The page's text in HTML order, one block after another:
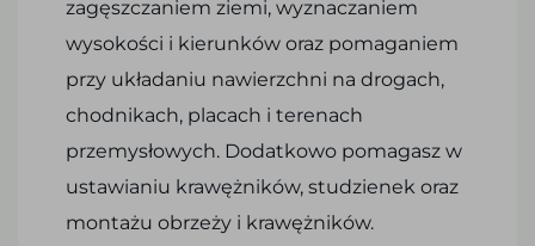
zagęszczaniem ziemi, wyznaczaniem
wysokości i kierunków oraz pomaganiem
przy układaniu nawierzchni na drogach,
chodnikach, placach i terenach
przemysłowych. Dodatkowo pomagasz w
ustawianiu krawężników, studzienek oraz
montażu obrzeży i krawężników.